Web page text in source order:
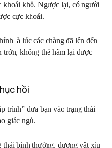
khoái khô. Ngược lại, có người
cực khoái.
là lúc các chàng đã lên đến
trớn, không thể hãm lại được
hồi
trình” đưa bạn vào trạng thái
giấc ngủ.
thái bình thường, dương vật xìu